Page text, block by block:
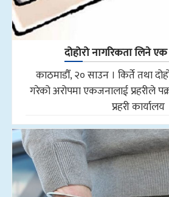
दोहोरो नागरिकता लिने
काठमाडौँ, २० साउन । किर्ते तथा
गरेको अरोपमा एकजनालाई प्रहरीले
प्रहरी कार्यालय